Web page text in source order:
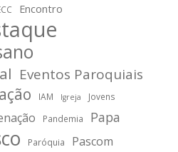
Encontro
Eventos Paroquiais
IAM Igreja Jovens
Pandemia Papa
Paróquia
Pascom